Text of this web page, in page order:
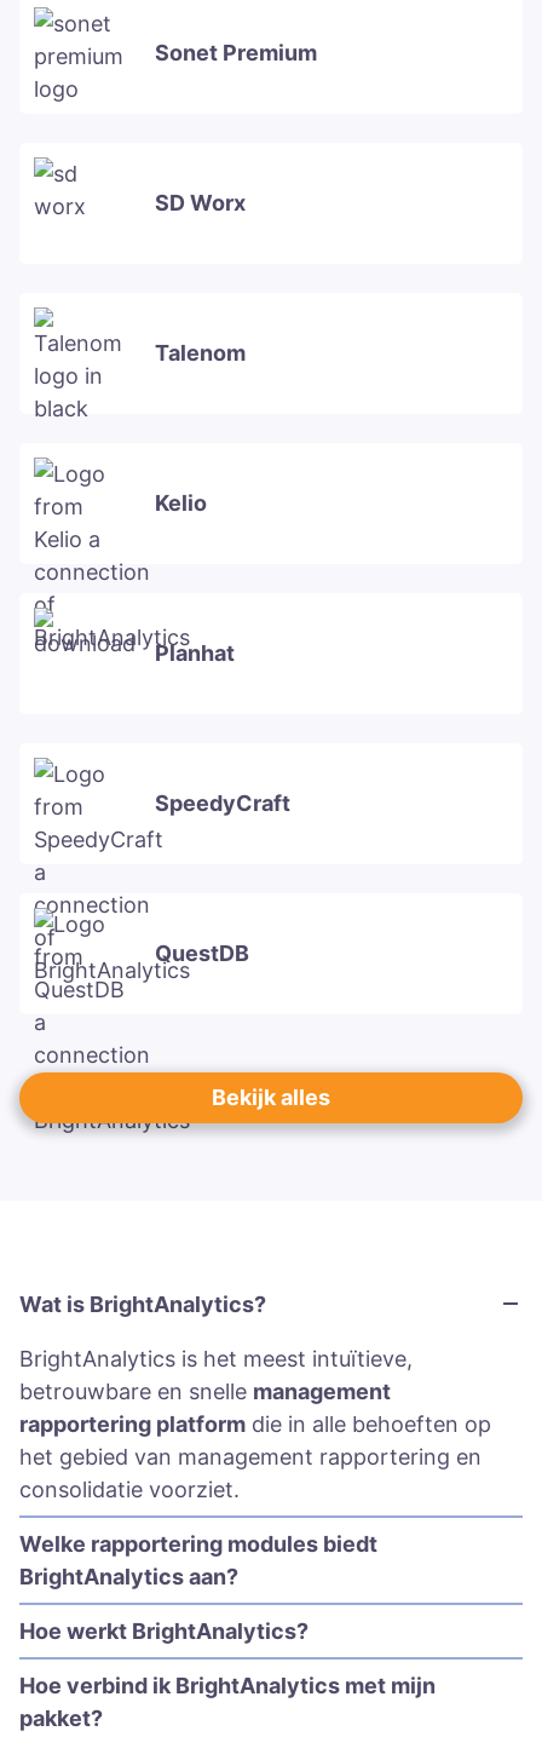
Sonet Premium
SD Worx
Talenom
Kelio
Planhat
SpeedyCraft
QuestDB
Bekijk alles
Wat is BrightAnalytics?
BrightAnalytics is het meest intuïtieve,
betrouwbare en snelle management
rapportering platform die in alle behoeften op
het gebied van management rapportering en
consolidatie voorziet.
Welke rapportering modules biedt
BrightAnalytics aan?
Hoe werkt BrightAnalytics?
Hoe verbind ik BrightAnalytics met mijn
pakket?